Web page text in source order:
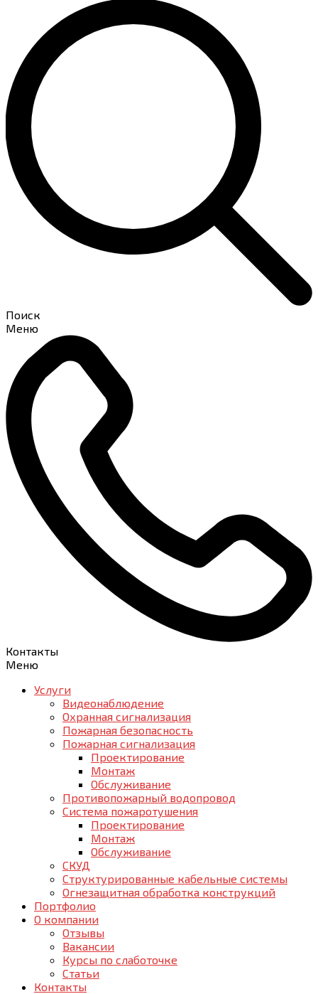
Поиск
Меню
Контакты
Меню
Услуги
Видеонаблюдение
Охранная сигнализация
Пожарная безопасность
Пожарная сигнализация
Проектирование
Монтаж
Обслуживание
Противопожарный водопровод
Система пожаротушения
Проектирование
Монтаж
Обслуживание
СКУД
Структурированные кабельные системы
Огнезащитная обработка конструкций
Портфолио
О компании
Отзывы
Вакансии
Курсы по слаботочке
Статьи
Контакты